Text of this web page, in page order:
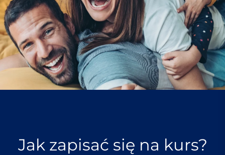
Jak zapisać się na kurs?